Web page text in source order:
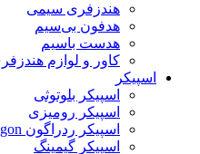
هندزفری سیمی
هدفون بی‌سیم
هدست باسیم
کاور و لوازم
اسپیکر
اسپیکر بلوتوثی
اسپیکر رومیزی
اسپیکر ردراگون Redragon
اسپیکر گیمینگ